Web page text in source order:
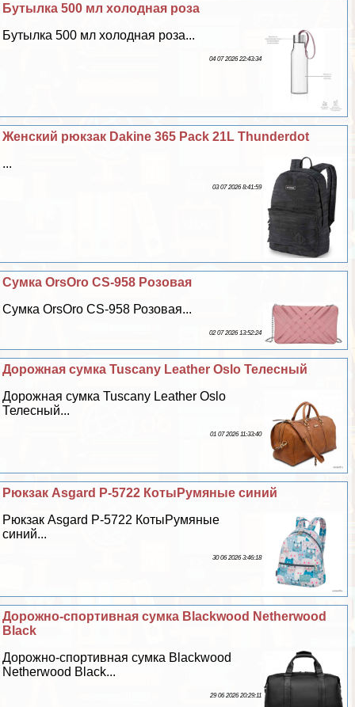
Бутылка 500 мл холодная роза
Бутылка 500 мл холодная роза...
04 07 2026 22:43:34
Женский рюкзак Dakine 365 Pack 21L Thunderdot
...
03 07 2026 8:41:59
Сумка OrsOro CS-958 Розовая
Сумка OrsOro CS-958 Розовая...
02 07 2026 13:52:24
Дорожная сумка Tuscany Leather Oslo Телесный
Дорожная сумка Tuscany Leather Oslo
Телесный...
01 07 2026 11:33:40
Рюкзак Asgard Р-5722 КотыРумяные синий
Рюкзак Asgard Р-5722 КотыРумяные
синий...
30 06 2026 3:46:18
Дорожно-спортивная сумка Blackwood Netherwood
Black
Дорожно-спортивная сумка Blackwood
Netherwood Black...
29 06 2026 20:29:11